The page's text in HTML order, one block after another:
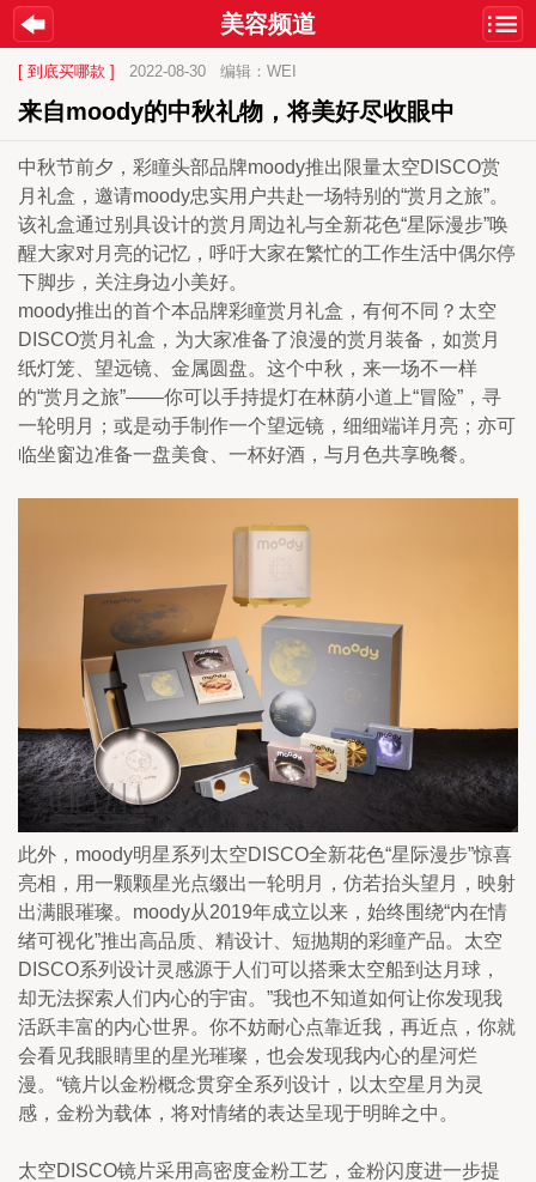
美容频道
[ 到底买哪款 ] 2022-08-30 编辑：WEI
来自moody的中秋礼物，将美好尽收眼中
中秋节前夕，彩瞳头部品牌moody推出限量太空DISCO赏
月礼盒，邀请moody忠实用户共赴一场特别的“赏月之旅”。
该礼盒通过别具设计的赏月周边礼与全新花色“星际漫步”唤
醒大家对月亮的记忆，呼吁大家在繁忙的工作生活中偶尔停
下脚步，关注身边小美好。
moody推出的首个本品牌彩瞳赏月礼盒，有何不同？太空
DISCO赏月礼盒，为大家准备了浪漫的赏月装备，如赏月
纸灯笼、望远镜、金属圆盘。这个中秋，来一场不一样
的“赏月之旅”——你可以手持提灯在林荫小道上“冒险”，寻
一轮明月；或是动手制作一个望远镜，细细端详月亮；亦可
临坐窗边准备一盘美食、一杯好酒，与月色共享晚餐。
此外，moody明星系列太空DISCO全新花色“星际漫步”惊喜
亮相，用一颗颗星光点缀出一轮明月，仿若抬头望月，映射
出满眼璀璨。moody从2019年成立以来，始终围绕“内在情
绪可视化”推出高品质、精设计、短抛期的彩瞳产品。太空
DISCO系列设计灵感源于人们可以搭乘太空船到达月球，
却无法探索人们内心的宇宙。”我也不知道如何让你发现我
活跃丰富的内心世界。你不妨耐心点靠近我，再近点，你就
会看见我眼睛里的星光璀璨，也会发现我内心的星河烂
漫。“镜片以金粉概念贯穿全系列设计，以太空星月为灵
感，金粉为载体，将对情绪的表达呈现于明眸之中。
太空DISCO镜片采用高密度金粉工艺，金粉闪度进一步提